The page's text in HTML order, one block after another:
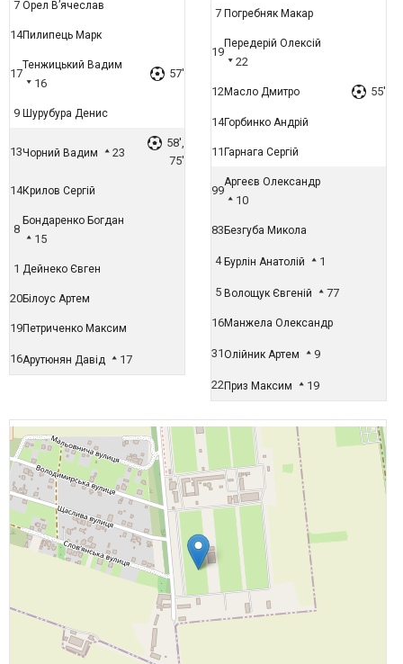
7 Орел В’ячеслав
14Пилипець Марк
17
Тенжицький Вадим
16
57'
9 Шурубура Денис
13Чорний Вадим 23
58',
75'
14Крилов Сергій
8
Бондаренко Богдан
15
1 Дейнеко Євген
20Білоус Артем
19Петриченко Максим
16Арутюнян Давід 17
7 Погребняк Макар
19
Передерій Олексій
22
12Масло Дмитро 55'
14Горбинко Андрій
11 Гарнага Сергій
99
Аргеєв Олександр
10
83 Безгуба Микола
4 Бурлін Анатолій 1
5 Волощук Євгеній 77
16Манжела Олександр
31Олійник Артем 9
22Приз Максим 19